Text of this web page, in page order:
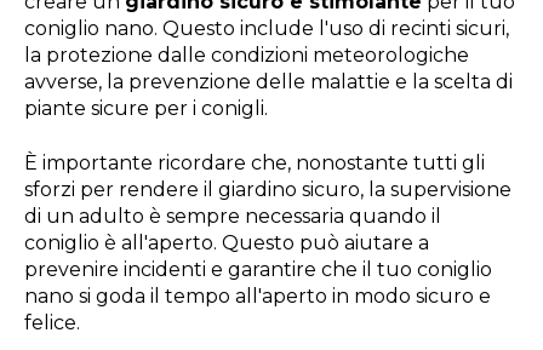
coniglio nano. Questo include l'uso di recinti sicuri,
la protezione dalle condizioni meteorologiche
avverse, la prevenzione delle malattie e la scelta di
piante sicure per i conigli.
È importante ricordare che, nonostante tutti gli
sforzi per rendere il giardino sicuro, la supervisione
di un adulto è sempre necessaria quando il
coniglio è all'aperto. Questo può aiutare a
prevenire incidenti e garantire che il tuo coniglio
nano si goda il tempo all'aperto in modo sicuro e
felice.